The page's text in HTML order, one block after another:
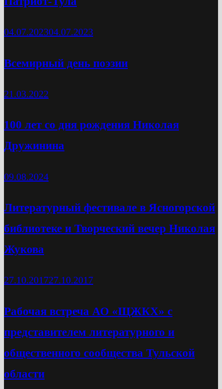
04.07.202304.07.2023
Всемирный день поэзии
21.03.2022
100 лет со дня рождения Николая
Дружинина
09.08.2024
Литературный фестивале в Ясногорской
библиотеке и Творческий вечер Николая
Жукова
27.10.201727.10.2017
Рабочая встреча АО «ЩЖКХ» с
представителем литературного и
общественного сообщества Тульской
области